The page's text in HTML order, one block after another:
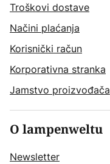
Troškovi dostave
Načini plaćanja
Korisnički račun
Korporativna stranka
Jamstvo proizvođača
O lampenweltu
Newsletter